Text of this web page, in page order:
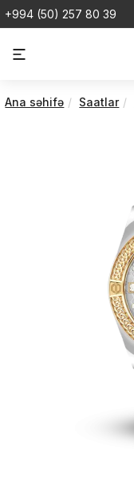
+994 (50) 257 80 39
Ana səhifə Saatlar